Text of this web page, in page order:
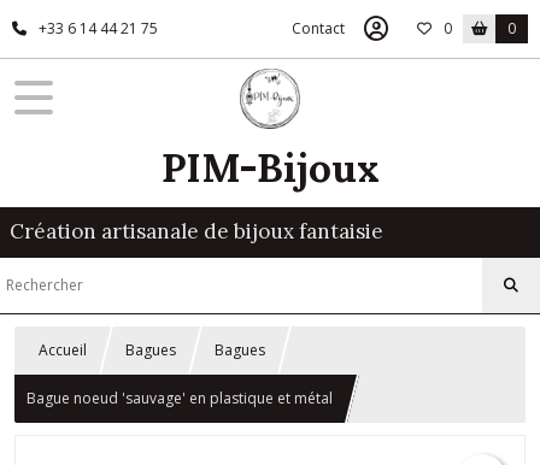
+33 6 14 44 21 75 Contact 0 0
PIM-Bijoux
Création artisanale de bijoux fantaisie
Accueil Bagues Bagues
Bague noeud 'sauvage' en plastique et métal